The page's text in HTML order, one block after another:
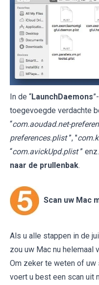
In de “LaunchDaemons
toegevoegde verdachte
“com.aoudad.net-
preferences.plist ”, "
“com.avickUpd.plist ”
naar de prullenbak.
Scan uw Mac
Als u alle stappen in de
zou uw Mac nu helemaal
Om zeker te weten of
voert u best een scan uit